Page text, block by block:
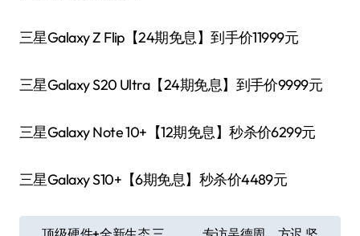
三星Galaxy Z Flip【24期免息】到手价11999元
三星Galaxy S20 Ultra【24期免息】到手价9999元
三星Galaxy Note 10+【12期免息】秒杀价6299元
三星Galaxy S10+【6期免息】秒杀价4489元